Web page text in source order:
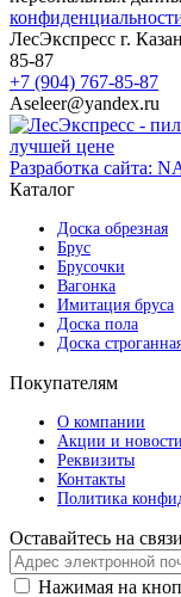
ЛесЭкспресс г.
85-87
+7 (904) 767-85-87
Aseleer@yandex.ru
Разработка сайта:
Каталог
Доска обрезная
Брус
Брусочки
Вагонка
Имитация бруса
Доска пола
Доска
Покупателям
О компании
Акции и новости
Реквизиты
Контакты
Политика
Оставайтесь на
Нажимая на